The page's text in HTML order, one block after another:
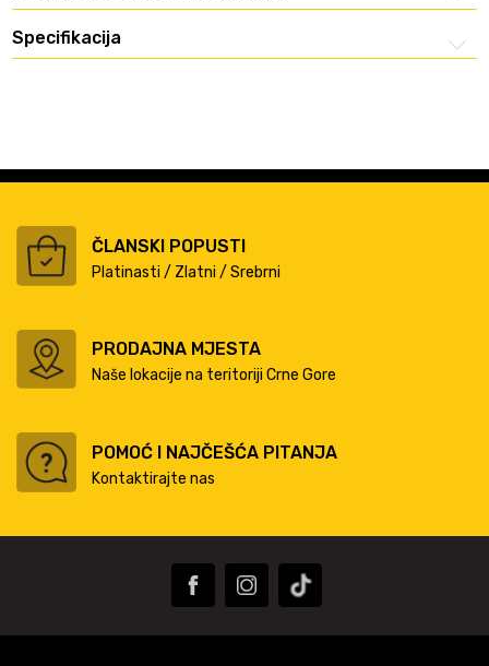
Specifikacija
ČLANSKI POPUSTI
Platinasti / Zlatni / Srebrni
PRODAJNA MJESTA
Naše lokacije na teritoriji Crne Gore
POMOĆ I NAJČEŠĆA PITANJA
Kontaktirajte nas